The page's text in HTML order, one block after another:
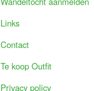
Links
Contact
Te koop Outfit
Privacy policy